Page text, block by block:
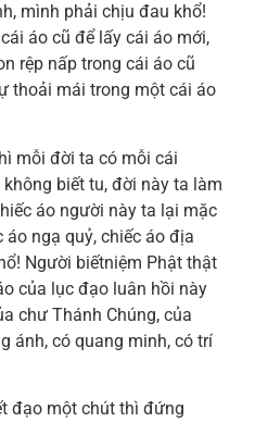
mình phải chịu đau khổ!
áo cũ để lấy cái áo mới,
rệp nấp trong cái áo cũ
thoải mái trong một cái áo
mỗi đời ta có mỗi cái
biết tu, đời này ta làm
áo người này ta lại mặc
áo ngạ quỷ, chiếc áo địa
Người biếtniệm Phật thật
của lục đạo luân hồi này
chư Thánh Chúng, của
ánh, có quang minh, có trí
đạo một chút thì đứng